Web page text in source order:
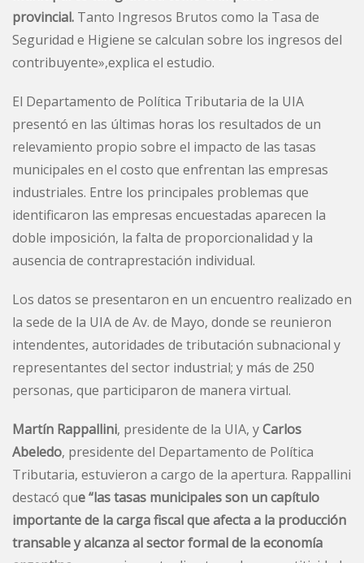
provincial. Tanto Ingresos Brutos como la Tasa de
Seguridad e Higiene se calculan sobre los ingresos del
contribuyente»,explica el estudio.
El Departamento de Política Tributaria de la UIA
presentó en las últimas horas los resultados de un
relevamiento propio sobre el impacto de las tasas
municipales en el costo que enfrentan las empresas
industriales. Entre los principales problemas que
identificaron las empresas encuestadas aparecen la
doble imposición, la falta de proporcionalidad y la
ausencia de contraprestación individual.
Los datos se presentaron en un encuentro realizado en
la sede de la UIA de Av. de Mayo, donde se reunieron
intendentes, autoridades de tributación subnacional y
representantes del sector industrial; y más de 250
personas, que participaron de manera virtual.
Martín Rappallini, presidente de la UIA, yCarlos
Abeledo, presidente del Departamento de Política
Tributaria, estuvieron a cargo de la apertura. Rappallini
destacó que “las tasas municipales son un capítulo
importante de la carga fiscal que afecta a la producción
transable y alcanza al sector formal de la economía